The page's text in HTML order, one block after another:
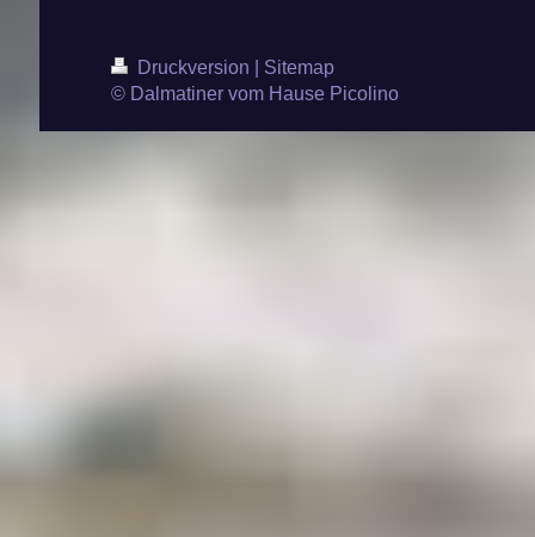
Druckversion
Sitemap
© Dalmatiner vom Hause Picolino